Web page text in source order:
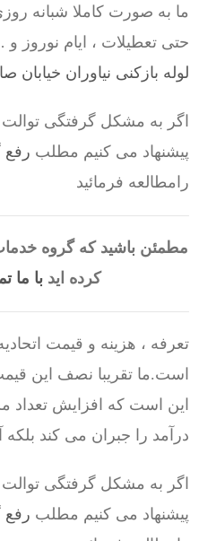
ما به صورت کاملا شبانه
حتی تعطیلات ، ایام نوروز
لوله بازکنی نیاوران خیابان
اگر به مشکل گرفتگی
پیشنهاد می کنیم مطلب رفع
رامطالعه فرمائید
مطمئن باشید که گروه
کرده ایدبا ما
تعرفه ، هزینه و قیمت
است.ما تقریبا نصف این
این است که افزایش تعداد
درآمد را جبران می کند بلکه
اگر به مشکل گرفتگی
پیشنهاد می کنیم مطلب رفع